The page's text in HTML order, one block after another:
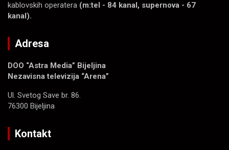
kablovskih operatera (m:tel - 84 kanal, supernova - 67
kanal).
Adresa
DOO “Astra Media” Bijeljina
Nezavisna televizija “Arena”
Ul. Svetog Save br. 86.
76300 Bijeljina
Kontakt